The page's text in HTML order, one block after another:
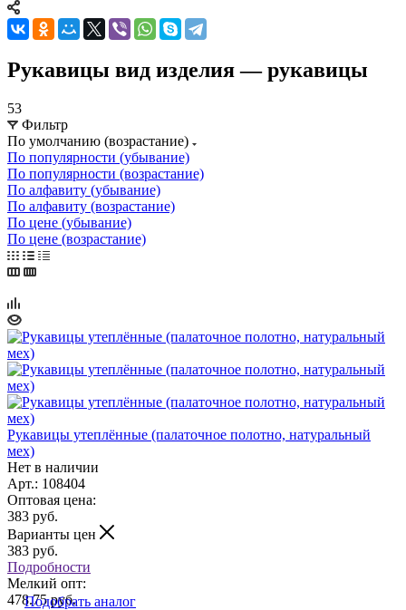
Рукавицы вид изделия — рукавицы
53
Фильтр
По умолчанию (возрастание)
По популярности (убывание)
По популярности (возрастание)
По алфавиту (убывание)
По алфавиту (возрастание)
По цене (убывание)
По цене (возрастание)
Рукавицы утеплённые (палаточное полотно, натуральный
мех)
Нет в наличии
Арт.: 108404
Оптовая цена:
383 руб.
Варианты цен
383 руб.
Подробности
Мелкий опт:
478.75 руб.
Подобрать аналог